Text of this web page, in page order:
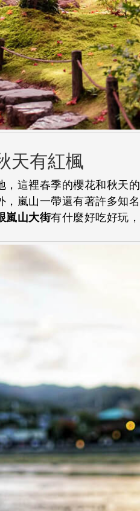
天有紅楓
，這裡春季的櫻花和秋天
嵐山一帶還有著許多知
嵐山大街有什麼好吃好玩